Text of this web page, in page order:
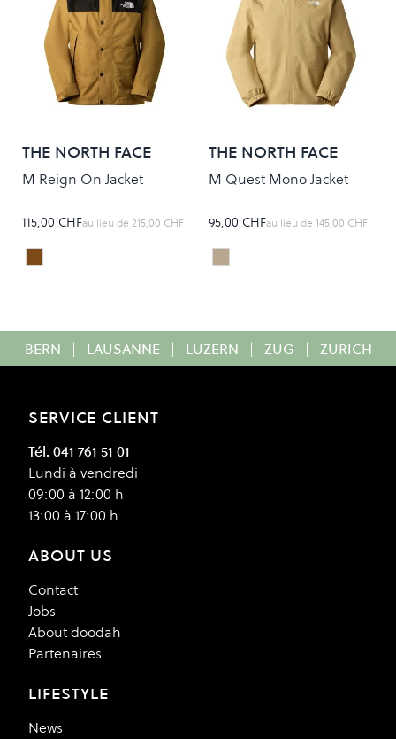
THE NORTH FACE
M Reign On Jacket
115,00 CHFau lieu de 215,00 CHF
Colour
CEDAR/TNF BLACK
THE NORTH FACE
M Quest Mono Jacket
95,00 CHFau lieu de 145,00 CHF
Colour
KHAKI STONE
BERN | LAUSANNE | LUZERN | ZUG | ZÜRICH
SERVICE CLIENT
Tél. 041 761 51 01
Lundi à vendredi
09:00 à 12:00 h
13:00 à 17:00 h
ABOUT US
Contact
Jobs
About doodah
Partenaires
LIFESTYLE
News